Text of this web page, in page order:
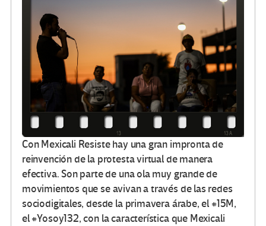
Con Mexicali Resiste hay una gran impronta de
reinvención de la protesta virtual de manera
efectiva. Son parte de una ola muy grande de
movimientos que se avivan a través de las redes
sociodigitales, desde la primavera árabe, el #15M,
el #Yosoy132, con la característica que Mexicali